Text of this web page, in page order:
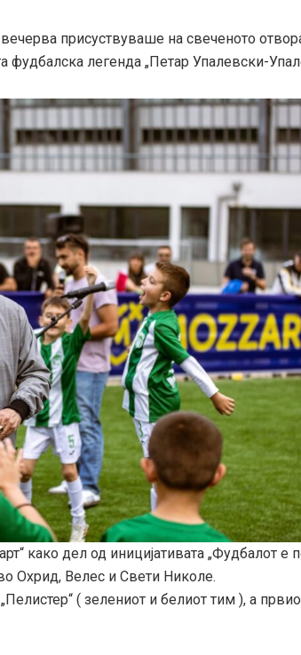
присуствуваше на свеченото
фудбалска легенда „Петар Упалевски-
како дел од иницијативата „Фудбалот е
Охрид, Велес и Свети Николе.
( зелениот и белиот тим ), а